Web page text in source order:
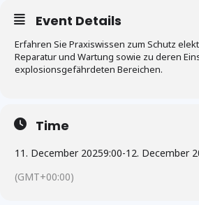
Event Details
Erfahren Sie Praxiswissen zum Schutz
Reparatur und Wartung sowie zu deren
explosionsgefährdeten Bereichen.
Time
11. December 20259:00-12. December
(GMT+00:00)